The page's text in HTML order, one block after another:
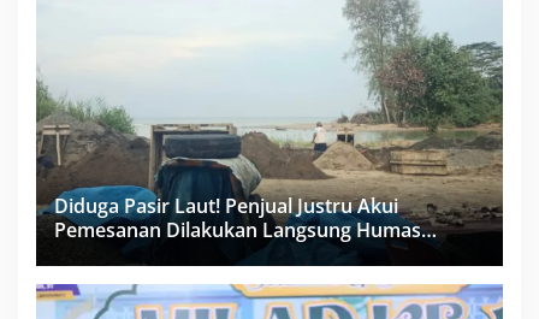
Diduga Pasir Laut! Penjual Justru Akui
Pemesanan Dilakukan Langsung Humas